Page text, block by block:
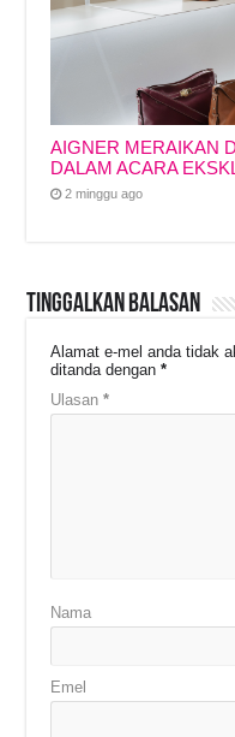
AIGNER MERAIKAN
DALAM ACARA
2 minggu ago
Tinggalkan Balasan
Alamat e-mel anda tidak
ditanda dengan*
Ulasan*
Nama
Emel